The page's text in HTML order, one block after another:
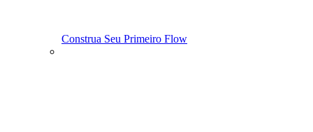
Construa Seu Primeiro Flow